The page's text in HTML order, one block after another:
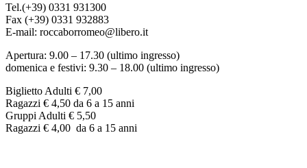
Tel.(+39) 0331 931300
Fax (+39) 0331 932883
E-mail: roccaborromeo@libero.it
Apertura: 9.00 – 17.30 (ultimo ingresso)
domenica e festivi: 9.30 – 18.00 (ultimo ingresso)
Biglietto Adulti € 7,00
Ragazzi € 4,50 da 6 a 15 anni
Gruppi Adulti € 5,50
Ragazzi € 4,00 da 6 a 15 anni